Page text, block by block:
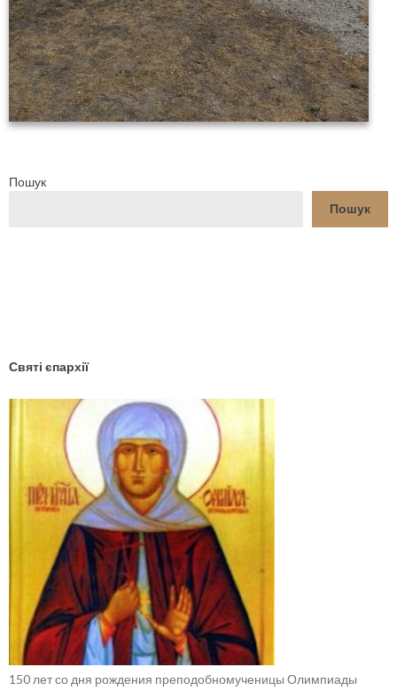
Пошук
Пошук
Святі єпархії
150 лет со дня рождения преподобномученицы Олимпиады